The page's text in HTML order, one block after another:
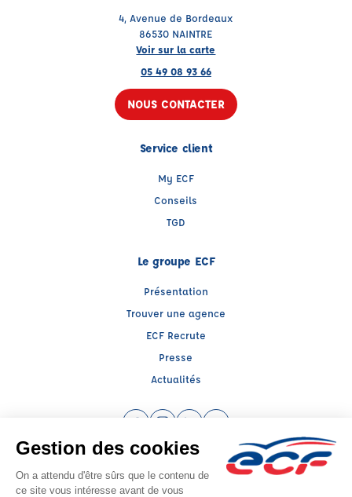
4, Avenue de Bordeaux
86530 NAINTRE
Voir sur la carte
05 49 08 93 66
NOUS CONTACTER
Service client
My ECF
Conseils
TGD
Le groupe ECF
Présentation
Trouver une agence
ECF Recrute
Presse
Actualités
Facebook (nouvelle fenêtre)
Instagram (nouvelle fenêtre)
LinkedIn (nouvelle fenêtre)
YouTube (nouvelle
Raison sociale : ECF CER CENTRE ATLANTIQUE - Capital social: 2500000€
SIREN: 312379266 - Numéro de TVA intracommunautaire: FR 52 312379266
Agrément n°E1408600040